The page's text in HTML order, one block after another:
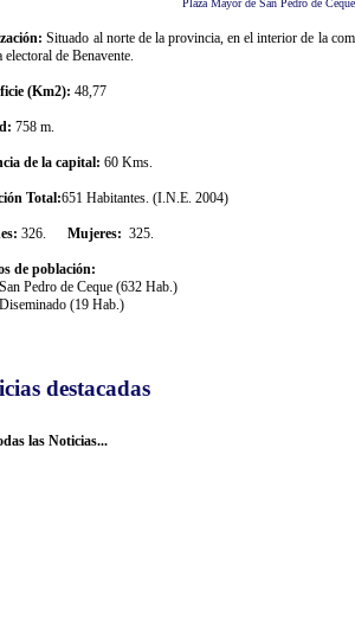
Plaza Mayor de San Pedro de Ceque
Situado al norte de la provincia, en el interior de la
electoral de Benavente.
(Km2): 48,77
758 m.
de la capital: 60 Kms.
Total:651 Habitantes. (I.N.E. 2004)
326.Mujeres: 325.
de población:
San Pedro de Ceque (632 Hab.)
Diseminado (19 Hab.)
destacadas
las Noticias...